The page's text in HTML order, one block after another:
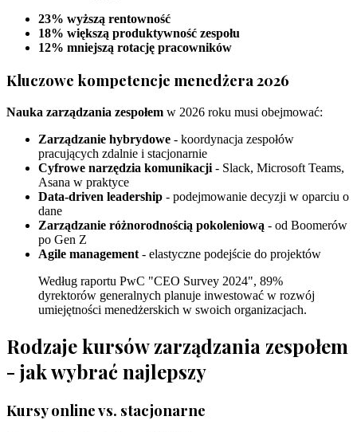
23% wyższą rentowność
18% większą produktywność zespołu
12% mniejszą rotację pracowników
Kluczowe kompetencje menedżera 2026
Nauka zarządzania zespołem w 2026 roku musi obejmować:
Zarządzanie hybrydowe - koordynacja zespołów
pracujących zdalnie i stacjonarnie
Cyfrowe narzędzia komunikacji - Slack, Microsoft Teams,
Asana w praktyce
Data-driven leadership - podejmowanie decyzji w oparciu o
dane
Zarządzanie różnorodnością pokoleniową - od Boomerów
po Gen Z
Agile management - elastyczne podejście do projektów
Według raportu PwC "CEO Survey 2024", 89%
dyrektorów generalnych planuje inwestować w rozwój
umiejętności menedżerskich w swoich organizacjach.
Rodzaje kursów zarządzania zespołem
- jak wybrać najlepszy
Kursy online vs. stacjonarne